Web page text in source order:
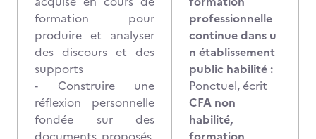
formation pour
produire et analyser
des discours et des
supports
- Construire une
réflexion personnelle
fondée sur des
professionnelle
continue dans u
n établissement
public habilité :
Ponctuel, écrit
CFA non
habilité,